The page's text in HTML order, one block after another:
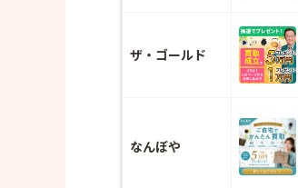
ザ・ゴールド
なんぼや